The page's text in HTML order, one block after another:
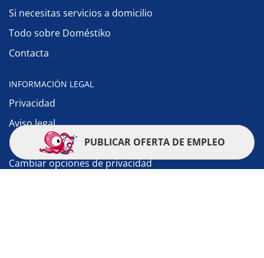
Si necesitas servicios a domicilio
Todo sobre Doméstiko
Contacta
INFORMACIÓN LEGAL
Privacidad
Aviso legal
Política de cookies
Cambiar opciones de privacidad
PUBLICAR OFERTA DE EMPLEO